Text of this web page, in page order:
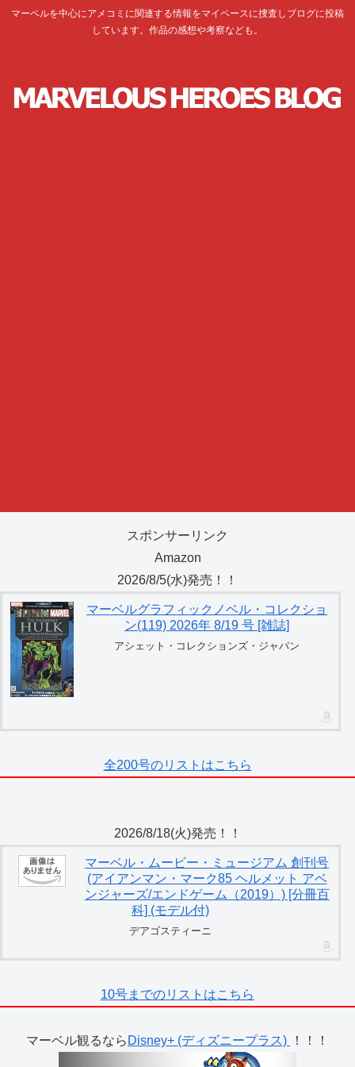
マーベルを中心にアメコミに関連する情報をマイペースに捜査しブログに投稿
しています。作品の感想や考察なども。
スポンサーリンク
Amazon
2026/8/5(水)発売！！
マーベルグラフィックノベル・コレクショ
ン(119) 2026年 8/19 号 [雑誌]
アシェット・コレクションズ・ジャパン
全200号のリストはこちら
2026/8/18(火)発売！！
マーベル・ムービー・ミュージアム 創刊号
(アイアンマン・マーク85 ヘルメット アベ
ンジャーズ/エンドゲーム（2019）) [分冊百
科] (モデル付)
デアゴスティーニ
10号までのリストはこちら
マーベル観るなら Disney+ (ディズニープラス) ！！！